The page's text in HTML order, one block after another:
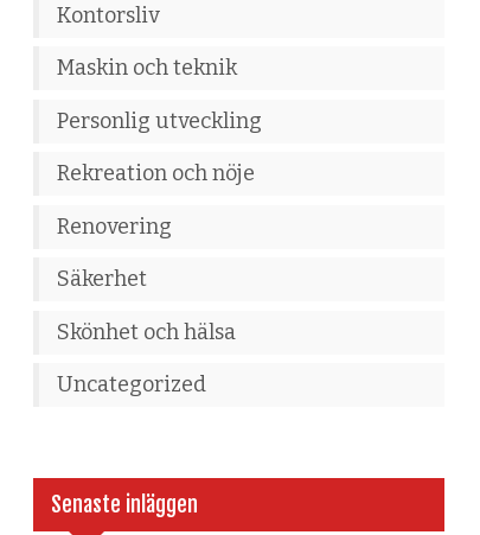
Kontorsliv
Maskin och teknik
Personlig utveckling
Rekreation och nöje
Renovering
Säkerhet
Skönhet och hälsa
Uncategorized
Senaste inläggen